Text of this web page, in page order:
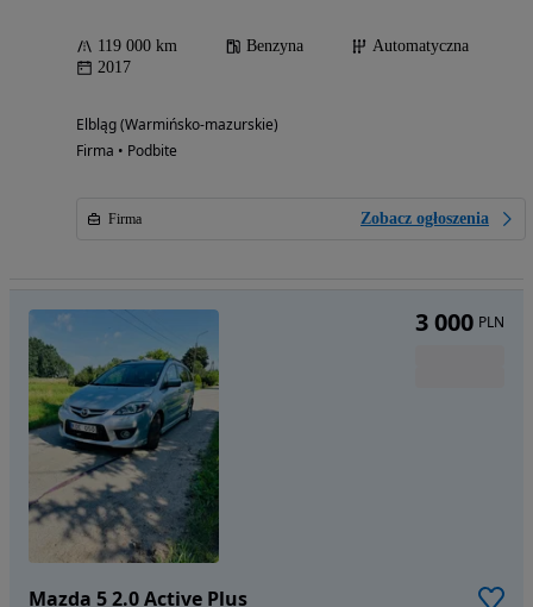
119 000 km Benzyna
Automatyczna
2017
Elbląg (Warmińsko-mazurskie)
Firma • Podbite
Firma Zobacz ogłoszenia
Mazda 5 2.0 Active Plus
3 000 PLN